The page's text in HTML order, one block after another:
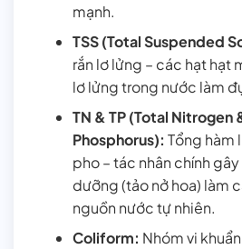
mạnh.
TSS (Total Suspended
rắn lơ lửng – các hạt hạt
lơ lửng trong nước làm
TN & TP (Total Nitrogen
Phosphorus): Tổng hàm
pho – tác nhân chính
dưỡng (tảo nở hoa) làm
nguồn nước tự nhiên.
Coliform: Nhóm vi